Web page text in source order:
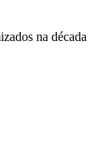
na década